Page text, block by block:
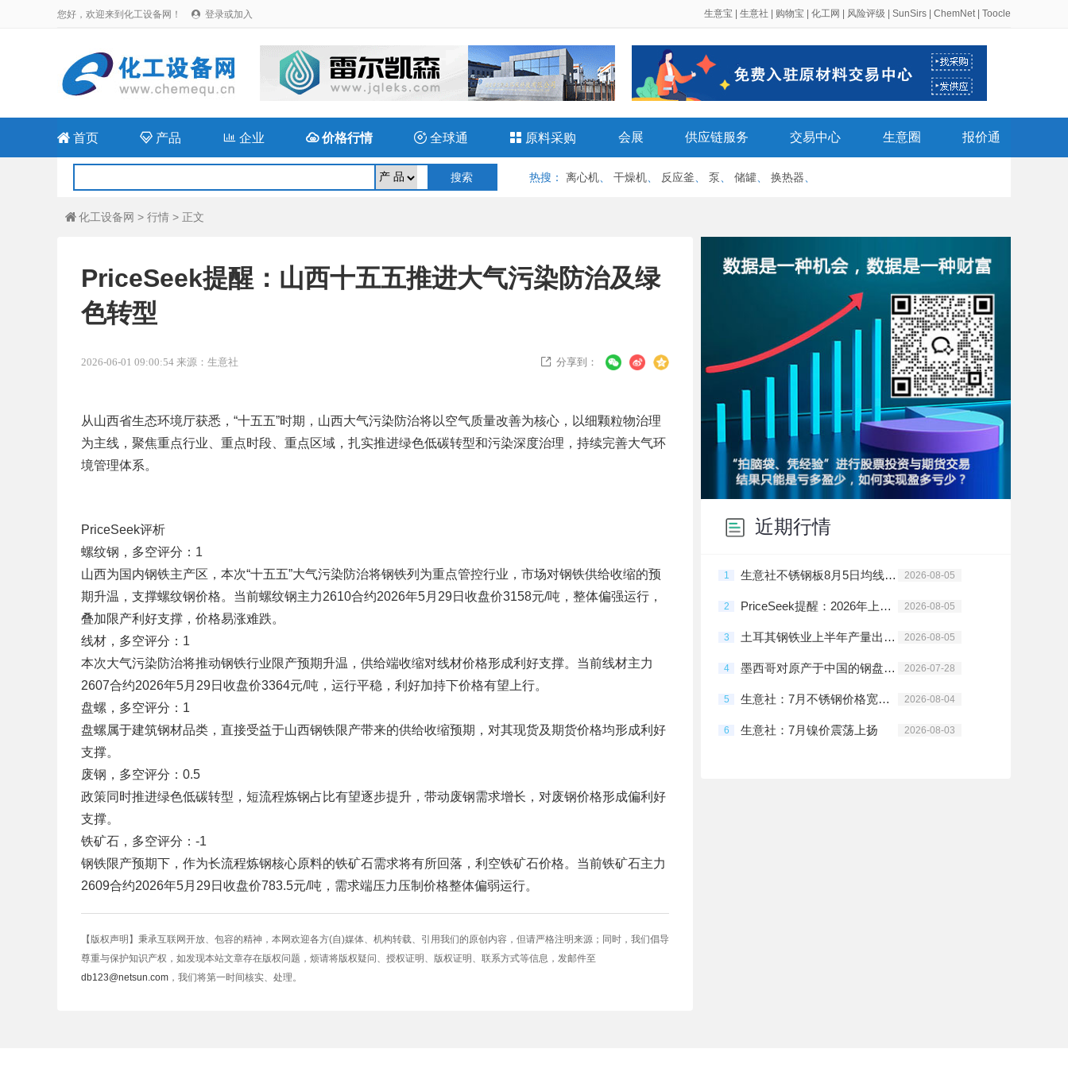
您好，欢迎来到化工设备网！  登录或加入 生意宝 生意社 购物宝 化工网 风险评级 SunSirs ChemNet| Toocle
 首页  产品 企业 价格行情  全球通  原料采购 会展 供应链服务 交易中心 生意圈 报价通
热搜 ： 离心机 干燥机 反应釜 泵 储罐 换热器
 化工设备网 > 行情 > 正文
PriceSeek提醒：山西十五五推进大气污染防治及绿
色转型
2026-06-01 09:00:54 来源：生意社  分享到：
从山西省生态环境厅获悉，“十五五”时期，山西大气污染防治将以空气质量改善为核心，以细颗粒物治理
为主线，聚焦重点行业、重点时段、重点区域，扎实推进绿色低碳转型和污染深度治理，持续完善大气环
境管理体系。
PriceSeek评析
螺纹钢，多空评分：1
山西为国内钢铁主产区，本次“十五五”大气污染防治将钢铁列为重点管控行业，市场对钢铁供给收缩的预
期升温，支撑螺纹钢价格。当前螺纹钢主力2610合约2026年5月29日收盘价3158元/吨，整体偏强运行，
叠加限产利好支撑，价格易涨难跌。
线材，多空评分：1
本次大气污染防治将推动钢铁行业限产预期升温，供给端收缩对线材价格形成利好支撑。当前线材主力
2607合约2026年5月29日收盘价3364元/吨，运行平稳，利好加持下价格有望上行。
盘螺，多空评分：1
盘螺属于建筑钢材品类，直接受益于山西钢铁限产带来的供给收缩预期，对其现货及期货价格均形成利好
支撑。
废钢，多空评分：0.5
政策同时推进绿色低碳转型，短流程炼钢占比有望逐步提升，带动废钢需求增长，对废钢价格形成偏利好
支撑。
铁矿石，多空评分：-1
钢铁限产预期下，作为长流程炼钢核心原料的铁矿石需求将有所回落，利空铁矿石价格。当前铁矿石主力
2609合约2026年5月29日收盘价783.5元/吨，需求端压力压制价格整体偏弱运行。
【版权声明】秉承互联网开放、包容的精神，本网欢迎各方(自)媒体、机构转载、引用我们的原创内容，但请严格注明来源；同时，我们倡导
尊重与保护知识产权，如发现本站文章存在版权问题，烦请将版权疑问、授权证明、版权证明、联系方式等信息，发邮件至
db123@netsun.com ，我们将第一时间核实、处理。
近期行情
1 生意社不锈钢板8月5日均线下穿 均差为-4.00元/吨 2026-08-05
2 PriceSeek提醒：2026年上半年不锈钢产量同比增长分析 2026-08-05
3 土耳其钢铁业上半年产量出口双增 2026-08-05
4 墨西哥对原产于中国的钢盘条启动反倾销日落复审调查 2026-07-28
5 生意社：7月不锈钢价格宽幅震荡 2026-08-04
6 生意社：7月镍价震荡上扬 2026-08-03